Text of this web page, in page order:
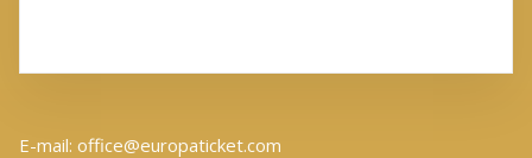
E-mail: office@europaticket.com